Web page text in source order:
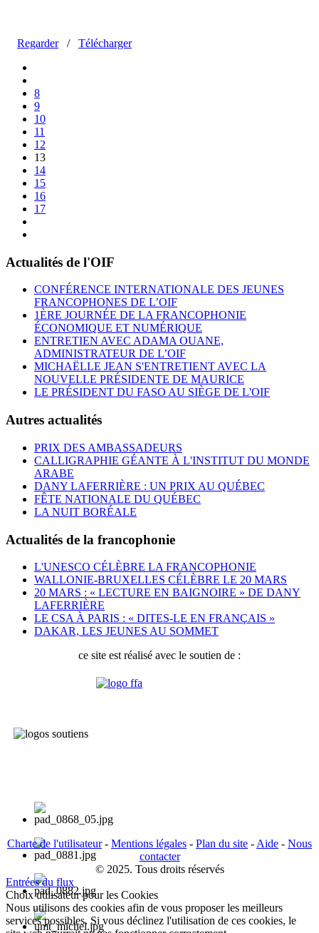
Regarder/ Télécharger
8
9
10
11
12
13
14
15
16
17
Actualités de l'OIF
CONFÉRENCE INTERNATIONALE DES JEUNES
FRANCOPHONES DE L’OIF
1ÈRE JOURNÉE DE LA FRANCOPHONIE
ÉCONOMIQUE ET NUMÉRIQUE
ENTRETIEN AVEC ADAMA OUANE,
ADMINISTRATEUR DE L’OIF
MICHAËLLE JEAN S'ENTRETIENT AVEC LA
NOUVELLE PRÉSIDENTE DE MAURICE
LE PRÉSIDENT DU FASO AU SIÈGE DE L'OIF
Autres actualités
PRIX DES AMBASSADEURS
CALLIGRAPHIE GÉANTE À L'INSTITUT DU MONDE
ARABE
DANY LAFERRIÈRE : UN PRIX AU QUÉBEC
FÊTE NATIONALE DU QUÉBEC
LA NUIT BORÉALE
Actualités de la francophonie
L'UNESCO CÉLÈBRE LA FRANCOPHONIE
WALLONIE-BRUXELLES CÉLÈBRE LE 20 MARS
20 MARS : « LECTURE EN BAIGNOIRE » DE DANY
LAFERRIÈRE
LE CSA À PARIS : « DITES-LE EN FRANÇAIS »
DAKAR, LES JEUNES AU SOMMET
ce site est réalisé avec le soutien de :
Charte de l'utilisateur- Mentions légales - Plan du site - Aide - Nous
contacter
© 2025. Tous droits réservés
Entrées du flux
Choix utilisateur pour les Cookies
Nous utilisons des cookies afin de vous proposer les meilleurs
services possibles. Si vous déclinez l'utilisation de ces cookies, le